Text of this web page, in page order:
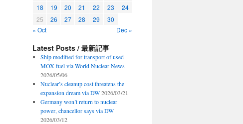
18
19 20 21 22 23
24
25
26 27 28 29
30
« Oct
Dec »
Latest Posts / 最新記事
Ship modified for transport of used
MOX fuel via World Nuclear News
2026/05/06
Nuclear’s cleanup cost threatens the
expansion dream via DW 2026/03/21
Germany won’t return to nuclear
power, chancellor says via DW
2026/03/12